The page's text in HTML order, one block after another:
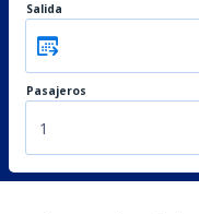
Salida
Pasajeros
1